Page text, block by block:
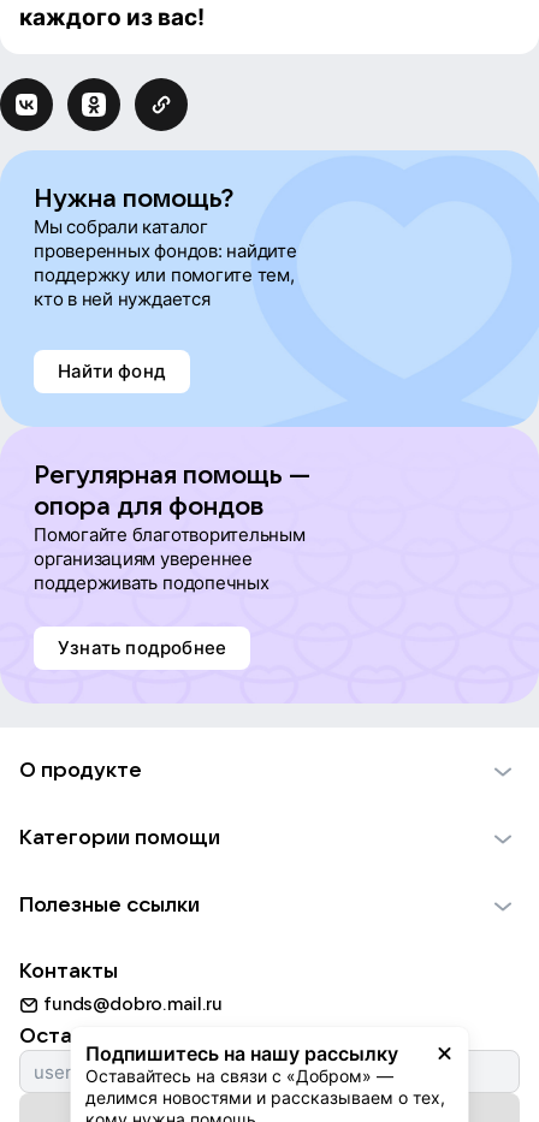
каждого из вас!
Нужна помощь?
Мы собрали каталог
проверенных фондов: найдите
поддержку или помогите тем,
кто в ней нуждается
Найти фонд
Регулярная помощь —
опора для фондов
Помогайте благотворительным
организациям увереннее
поддерживать подопечных
Узнать подробнее
Подпишитесь на нашу рассылку
Оставайтесь на связи с «Добром» —
делимся новостями и рассказываем о тех,
О продукте
Использование материалов
Для НКО
Партнерам
Категории помощи
Пожилым
Животным
Природе
Культуре
Фондам
Полезные ссылки
Добрый день
Истории
Автоплатежи
Контакты
funds@dobro.mail.ru
Оставайтесь с нами
Подписаться на рассылку